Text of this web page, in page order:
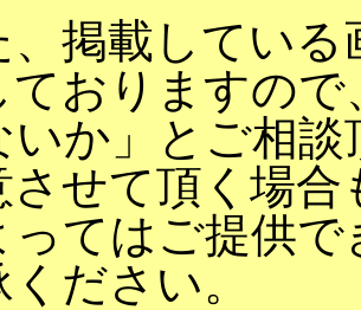
掲載している
ておりますの
いか」とご相
させて頂く場
ってはご提供
ださい。